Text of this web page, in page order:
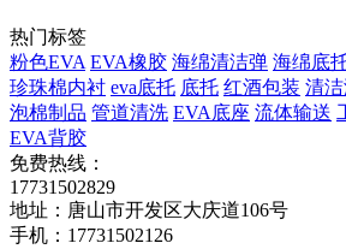
热门标签
粉色EVA EVA橡胶 海绵清洁弹 海绵底
珍珠棉内衬 eva底托 底托 红酒包装 清
泡棉制品 管道清洗 EVA底座 流体输送
EVA背胶
免费热线：
17731502829
地址：唐山市开发区大庆道106号
手机：17731502126